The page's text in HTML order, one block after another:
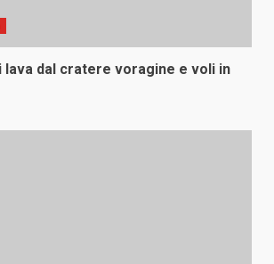
lava dal cratere voragine e voli in